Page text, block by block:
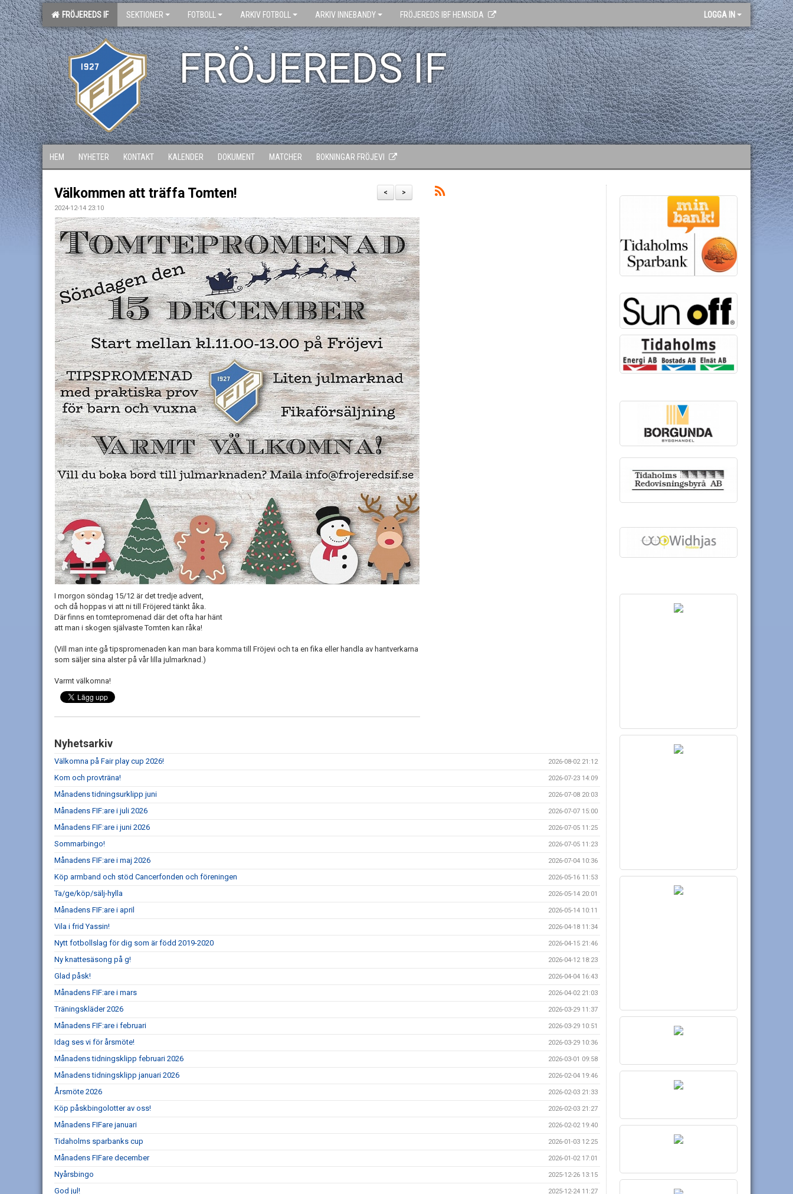
FRÖJEREDS IF SEKTIONER FOTBOLL ARKIV FOTBOLL ARKIV INNEBANDY FRÖJEREDS IBF HEMSIDA LOGGA IN
FRÖJEREDS IF
HEM NYHETER KONTAKT KALENDER DOKUMENT MATCHER BOKNINGAR FRÖJEVI
>
<
Välkommen att träffa Tomten!
2024-12-14 23:10
I morgon söndag 15/12 är det tredje advent,
och då hoppas vi att ni till Fröjered tänkt åka.
Där finns en tomtepromenad där det ofta har hänt
att man i skogen självaste Tomten kan råka!
(Vill man inte gå tipspromenaden kan man bara komma till Fröjevi och ta en fika eller handla av hantverkarna
som säljer sina alster på vår lilla julmarknad.)
Varmt välkomna!
Nyhetsarkiv
Välkomna på Fair play cup 2026! 2026-08-02 21:12
Kom och provträna! 2026-07-23 14:09
Månadens tidningsurklipp juni 2026-07-08 20:03
Månadens FIF:are i juli 2026 2026-07-07 15:00
Månadens FIF:are i juni 2026 2026-07-05 11:25
Sommarbingo! 2026-07-05 11:23
Månadens FIF:are i maj 2026 2026-07-04 10:36
Köp armband och stöd Cancerfonden och föreningen 2026-05-16 11:53
Ta/ge/köp/sälj-hylla 2026-05-14 20:01
Månadens FIF:are i april 2026-05-14 10:11
Vila i frid Yassin! 2026-04-18 11:34
Nytt fotbollslag för dig som är född 2019-2020 2026-04-15 21:46
Ny knattesäsong på g! 2026-04-12 18:23
Glad påsk! 2026-04-04 16:43
Månadens FIF:are i mars 2026-04-02 21:03
Träningskläder 2026 2026-03-29 11:37
Månadens FIF:are i februari 2026-03-29 10:51
Idag ses vi för årsmöte! 2026-03-29 10:36
Månadens tidningsklipp februari 2026 2026-03-01 09:58
Månadens tidningsklipp januari 2026 2026-02-04 19:46
Årsmöte 2026 2026-02-03 21:33
Köp påskbingolotter av oss! 2026-02-03 21:27
Månadens FIFare januari 2026-02-02 19:40
Tidaholms sparbanks cup 2026-01-03 12:25
Månadens FIFare december 2026-01-02 17:01
Nyårsbingo 2025-12-26 13:15
God jul! 2025-12-24 11:27